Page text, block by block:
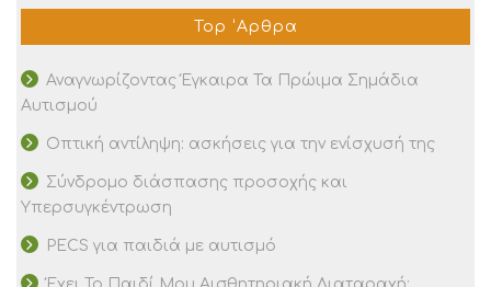
Top ‘Αρθρα
Αναγνωρίζοντας Έγκαιρα Τα Πρώιμα Σημάδια
Αυτισμού
Οπτική αντίληψη: ασκήσεις για την ενίσχυσή της
Σύνδρομο διάσπασης προσοχής και
Υπερσυγκέντρωση
PECS για παιδιά με αυτισμό